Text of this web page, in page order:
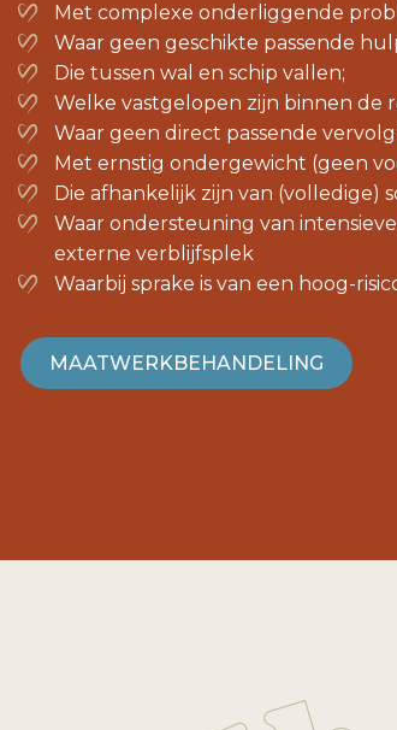
Met complexe onderliggende
Waar geen geschikte passende
Die tussen wal en schip vallen;
Welke vastgelopen zijn binnen de
Waar geen direct passende
Met ernstig ondergewicht (geen
Die afhankelijk zijn van (volledige)
Waar ondersteuning van
externe verblijfsplek
Waarbij sprake is van een hoog-
MAATWERKBEHANDELING